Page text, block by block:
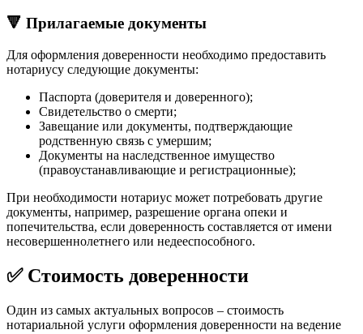
🔻 Прилагаемые документы
Для оформления доверенности необходимо предоставить
нотариусу следующие документы:
Паспорта (доверителя и доверенного);
Свидетельство о смерти;
Завещание или документы, подтверждающие
родственную связь с умершим;
Документы на наследственное имущество
(правоустанавливающие и регистрационные);
При необходимости нотариус может потребовать другие
документы, например, разрешение органа опеки и
попечительства, если доверенность составляется от имени
несовершеннолетнего или недееспособного.
✅ Стоимость доверенности
Один из самых актуальных вопросов – стоимость
нотариальной услуги оформления доверенности на ведение